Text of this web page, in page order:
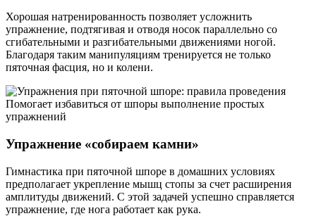
Хорошая натренированность позволяет усложнить
упражнение, подтягивая и отводя носок параллельно со
сгибательными и разгибательными движениями ногой.
Благодаря таким манипуляциям тренируется не только
пяточная фасция, но и колени.
Помогает избавиться от шпоры выполнение простых
упражнений
Упражнение «собираем камни»
Гимнастика при пяточной шпоре в домашних условиях
предполагает укрепление мышц стопы за счет расширения
амплитуды движений. С этой задачей успешно справляется
упражнение, где нога работает как рука.